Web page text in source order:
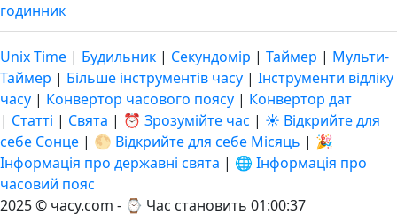
годинник
Unix Time | Будильник | Секундомір | Таймер | Мульти-
Таймер | Більше інструментів часу | Інструменти відліку
часу | Конвертор часового поясу | Конвертор дат
| Статті | Свята | ⏰ Зрозумійте час | ☀️ Відкрийте для
себе Сонце | 🌕 Відкрийте для себе Місяць | 🎉
Інформація про державні свята | 🌐 Інформація про
часовий пояс
2025 © часу.com - ⌚ Час становить 01:00:37